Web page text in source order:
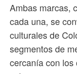
Ambas marcas,
cada una, se
culturales de
segmentos de
cercanía con los